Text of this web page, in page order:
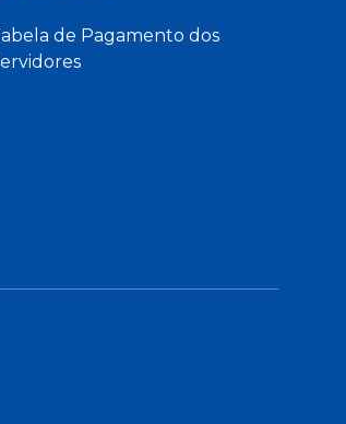
de Pagamento dos